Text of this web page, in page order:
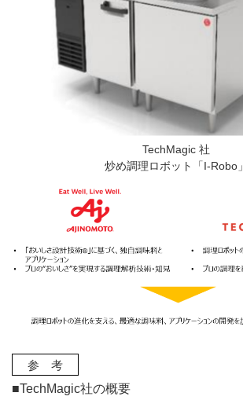
TechMagic 社
炒め調理ロボット「I-Robo」
参 考
■TechMagic社の概要